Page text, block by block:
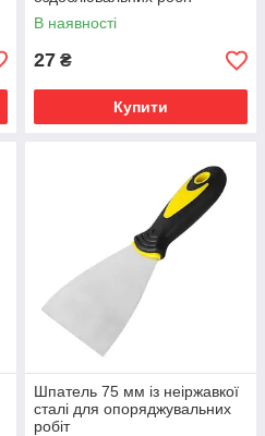
В наявності
27 ₴
Купити
Шпатель 75 мм із неіржавкої
сталі для опоряджувальних
робіт